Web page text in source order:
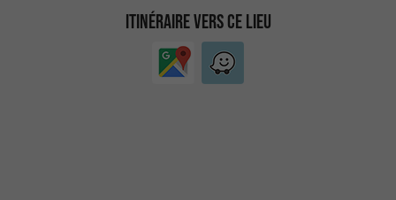
ITINÉRAIRE VERS CE LIEU